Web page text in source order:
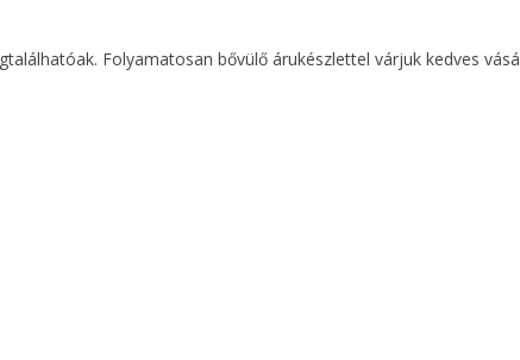
Folyamatosan bővülő árukészlettel várjuk kedves